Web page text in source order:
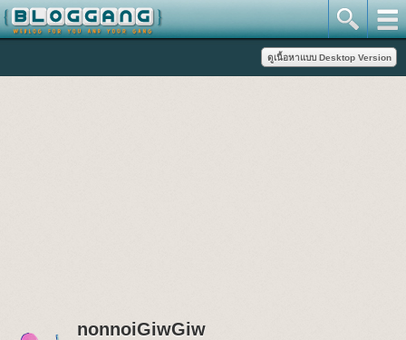
nonnoiGiwGiw